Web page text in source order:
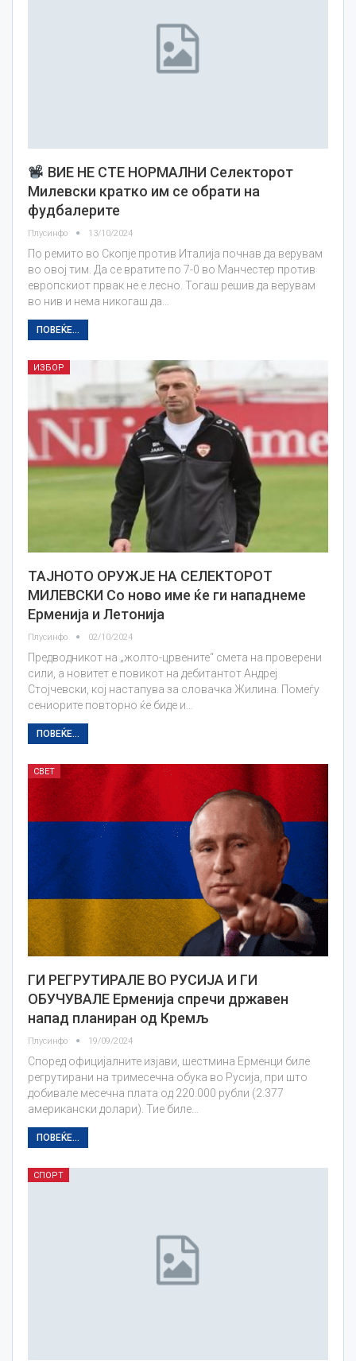
ВИЕ НЕ СТЕ НОРМАЛНИ Селекторот
Милевски кратко им се обрати на
фудбалерите
Плусинфо 13/10/2024
По ремито во Скопје против Италија почнав да верувам
во овој тим. Да се вратите по 7-0 во Манчестер против
европскиот првак не е лесно. Тогаш решив да верувам
во нив и нема никогаш да…
ПОВЕЌЕ...
ИЗБОР
ТАЈНОТО ОРУЖЈЕ НА СЕЛЕКТОРОТ
МИЛЕВСКИ Со ново име ќе ги нападнеме
Ерменија и Летонија
Плусинфо 02/10/2024
Предводникот на „жолто-црвените“ смета на проверени
сили, а новитет е повикот на дебитантот Андреј
Стојчевски, кој настапува за словачка Жилина. Помеѓу
сениорите повторно ќе биде и…
ПОВЕЌЕ...
СВЕТ
ГИ РЕГРУТИРАЛЕ ВО РУСИЈА И ГИ
ОБУЧУВАЛЕ Ерменија спречи државен
напад планиран од Кремљ
Плусинфо 19/09/2024
Според официјалните изјави, шестмина Ерменци биле
регрутирани на тримесечна обука во Русија, при што
добивале месечна плата од 220.000 рубли (2.377
американски долари). Тие биле…
ПОВЕЌЕ...
СПОРТ